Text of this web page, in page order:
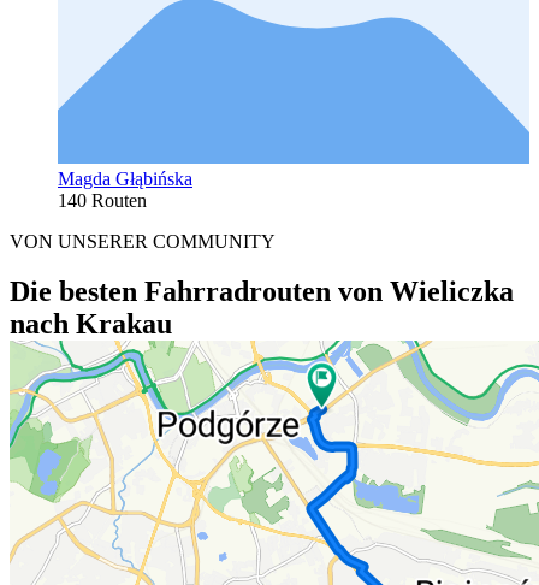
Magda Głąbińska
140 Routen
VON UNSERER COMMUNITY
Die besten Fahrradrouten von Wieliczka
nach Krakau